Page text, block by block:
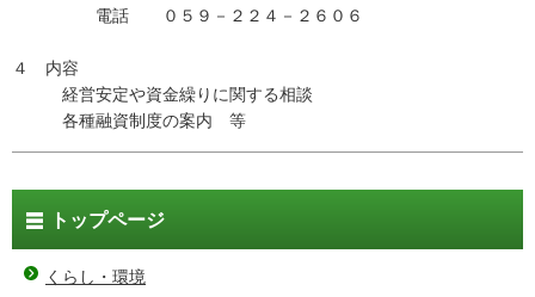
電話 ０５９－２２４－２６０６
４ 内容
経営安定や資金繰りに関する相談
各種融資制度の案内 等
トップページ
くらし・環境